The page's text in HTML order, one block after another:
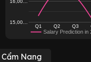
Salary Prediction in
Q1 Q2 Q3
15,00…
Cẩm Nang